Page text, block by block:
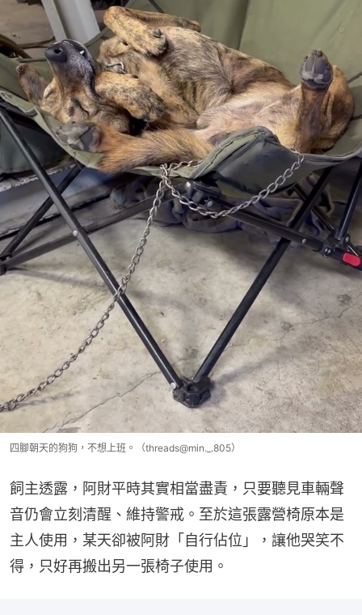
四腳朝天的狗狗，不想上班。（threads@min._.805）
飼主透露，阿財平時其實相當盡責，只要聽見車輛聲
音仍會立刻清醒、維持警戒。至於這張露營椅原本是
主人使用，某天卻被阿財「自行佔位」，讓他哭笑不
得，只好再搬出另一張椅子使用。